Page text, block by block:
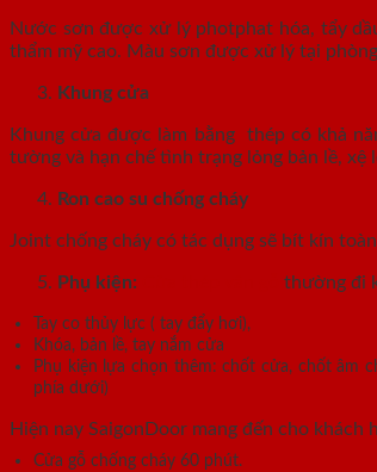
Nước sơn được xử lý photphat hóa, tẩy
thẩm mỹ cao. Màu sơn được xử lý tại
Khung cửa
Khung cửa được làm bằng thép có khả
tường và hạn chế tình trạng lỏng bản lề, xệ
Ron cao su chống cháy
Joint chống cháy có tác dụng sẽ bít kín
Phụ kiện: thường đi
Tay co thủy lực ( tay đẩy hơi),
Khóa, bản lề, tay nắm cửa
Phụ kiện lựa chọn thêm: chốt cửa, chốt âm
phía dưới)
Hiện nay SaigonDoor mang đến cho khách
Cửa gỗ chống cháy 60 phút.